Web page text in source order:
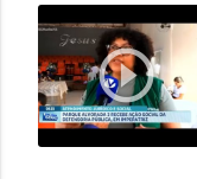
play_circle_outline